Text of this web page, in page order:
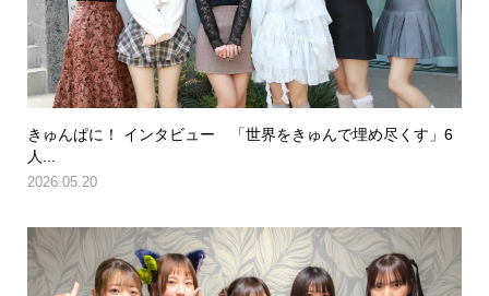
きゅんぱに！ インタビュー 「世界をきゅんで埋め尽くす」6
人...
2026.05.20